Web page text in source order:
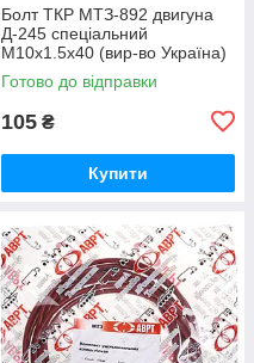
Болт ТКР МТЗ-892 двигуна
Д-245 спеціальний
М10х1.5х40 (вир-во Україна)
245-1008031 / 245-1008031-А
Готово до відправки
105 ₴
Купити